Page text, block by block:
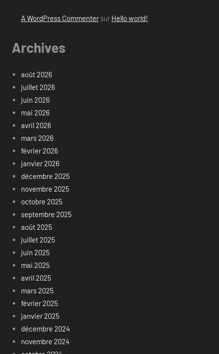
A WordPress Commentersur Hello world!
Archives
août 2026
juillet 2026
juin 2026
mai 2026
avril 2026
mars 2026
février 2026
janvier 2026
décembre 2025
novembre 2025
octobre 2025
septembre 2025
août 2025
juillet 2025
juin 2025
mai 2025
avril 2025
mars 2025
février 2025
janvier 2025
décembre 2024
novembre 2024